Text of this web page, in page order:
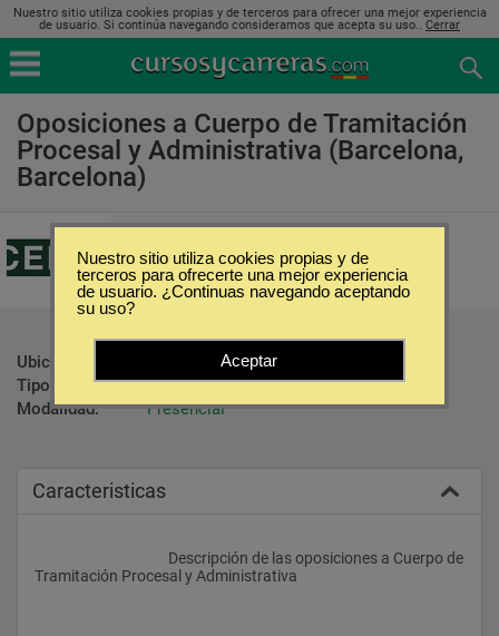
Nuestro sitio utiliza cookies propias y de terceros para ofrecer una mejor experiencia
de usuario. Si continúa navegando consideramos que acepta su uso.. Cerrar
Oposiciones a Cuerpo de Tramitación
Procesal y Administrativa (Barcelona,
Barcelona)
Centro de Estudios Financieros
Ubicación:
Barcelona - Barcelona
Tipo:
Oposiciones
Modalidad:
Presencial
Caracteristicas
Tramitación Procesal y Administrativa
Nuestro sitio utiliza cookies propias y de
terceros para ofrecerte una mejor experiencia
de usuario. ¿Continuas navegando aceptando
su uso?
Aceptar